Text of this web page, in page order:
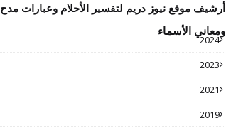
أرشيف موقع نيوز دريم لتفسير الأحلام وعبارات مدح
ومعاني الأسماء
2024
2023
2021
2019